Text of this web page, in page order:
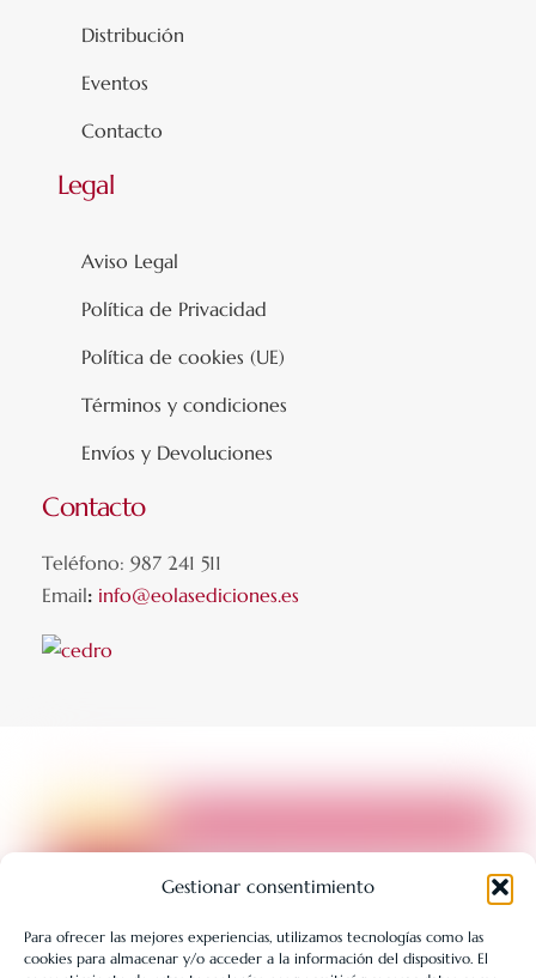
Gestionar consentimiento
Para ofrecer las mejores experiencias, utilizamos tecnologías como las
cookies para almacenar y/o acceder a la información del dispositivo. El
Distribución
Eventos
Contacto
Legal
Aviso Legal
Política de Privacidad
Política de cookies (UE)
Términos y condiciones
Envíos y Devoluciones
Contacto
Teléfono: 987 241 511
Email: info@eolasediciones.es
LIBRERÍA UNIVERSITARIA LEÓN 1980 SLL ha sido beneficiaria